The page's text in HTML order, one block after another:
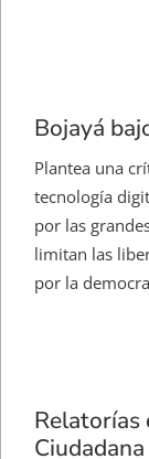
Bojayá
Plantea una
tecnología
por las
limitan las
por la
Relatorías
Ciudadana